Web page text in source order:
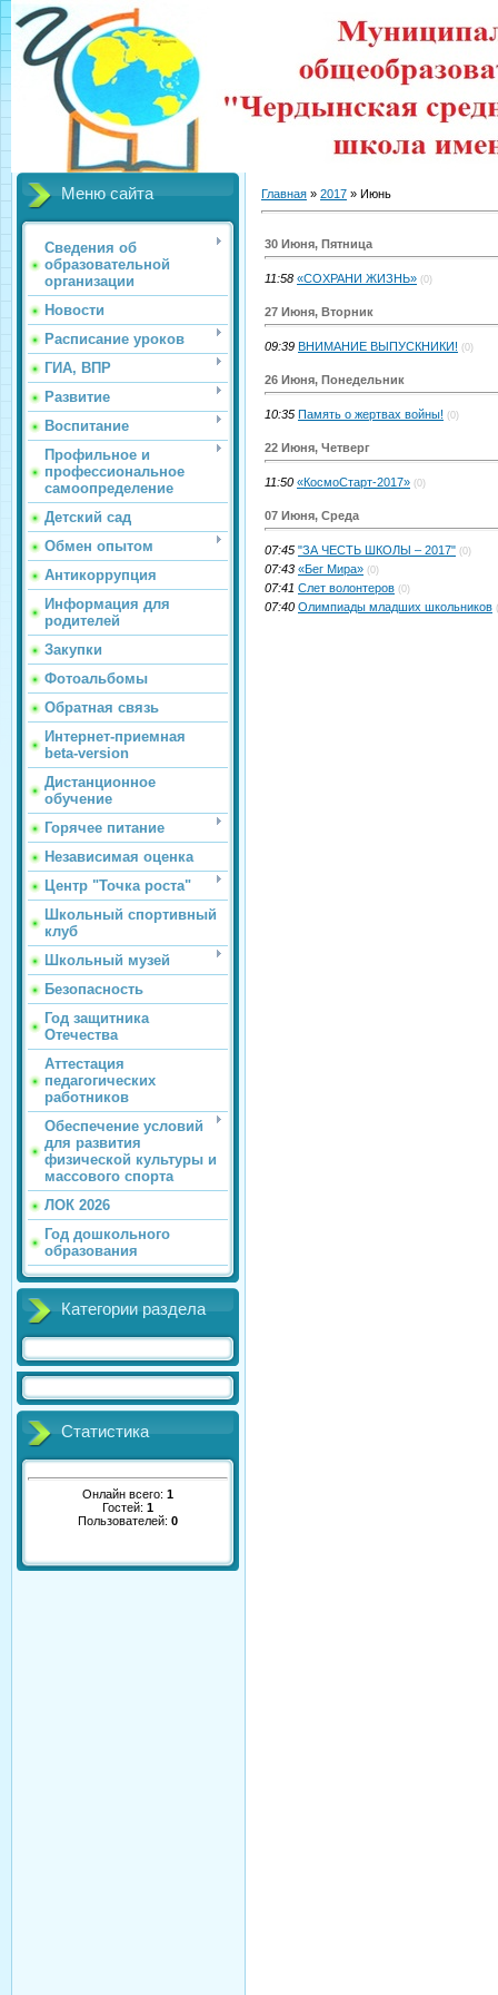
Меню сайта
Сведения об
образовательной
организации
Новости
Расписание уроков
ГИА, ВПР
Развитие
Воспитание
Профильное и
профессиональное
самоопределение
Детский сад
Обмен опытом
Антикоррупция
Информация для
родителей
Закупки
Фотоальбомы
Обратная связь
Интернет-приемная
beta-version
Дистанционное
обучение
Горячее питание
Независимая оценка
Центр "Точка роста"
Школьный спортивный
клуб
Школьный музей
Безопасность
Год защитника
Отечества
Аттестация
педагогических
работников
Обеспечение условий
для развития
физической культуры и
массового спорта
ЛОК 2026
Год дошкольного
образования
Категории раздела
Статистика
Онлайн всего: 1
Гостей: 1
Пользователей: 0
Главная » 2017 » Июнь
30 Июня, Пятница
11:58 «СОХРАНИ ЖИЗНЬ» (0)
27 Июня, Вторник
09:39 ВНИМАНИЕ ВЫПУСКНИКИ! (0)
26 Июня, Понедельник
10:35 Память о жертвах войны! (0)
22 Июня, Четверг
11:50 «КосмоСтарт-2017» (0)
07 Июня, Среда
07:45 "ЗА ЧЕСТЬ ШКОЛЫ – 2017" (0)
07:43 «Бег Мира» (0)
07:41 Слет волонтеров (0)
07:40 Олимпиады младших школьников